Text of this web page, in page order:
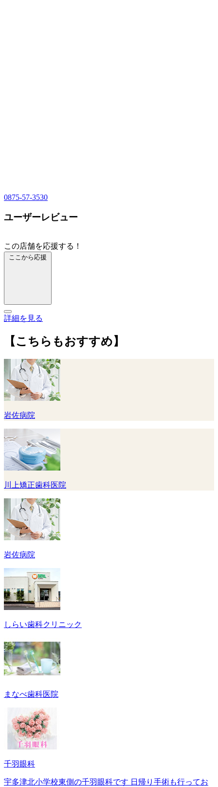
0875-57-3530
ユーザーレビュー
この店舗を応援する！
ここから応援
詳細を見る
【こちらもおすすめ】
岩佐病院
川上矯正歯科医院
岩佐病院
しらい歯科クリニック
まなべ歯科医院
千羽眼科
宇多津北小学校東側の千羽眼科です 日帰り手術も行ってお